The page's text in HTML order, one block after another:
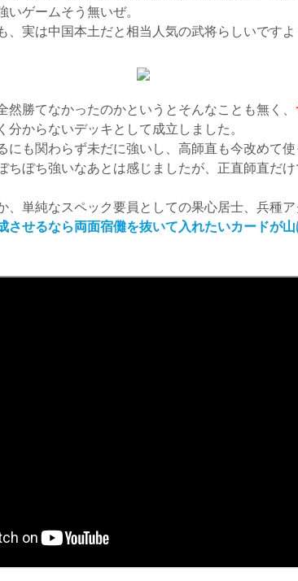
ゲームそう無いぜ。
実は中国本土だと相当人気の武将らしいですよ
勝てなかったのかというとそんなことも無く、
分からないデッキとして成立しました。
も関わらず未だに強いし、高師直も今改めて
ちぼち強いなあとは感じましたが、正直師直だ
単純なスペック要員としての果心居士、兵種
させるなら両面宿儺を抜いて入れたいカードが